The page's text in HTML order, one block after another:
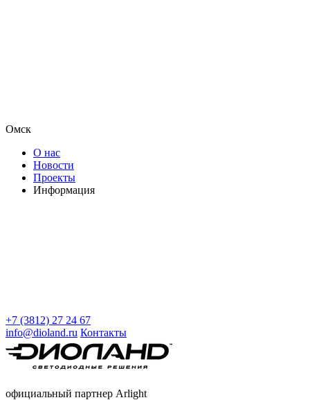
Омск
О нас
Новости
Проекты
Информация
+7 (3812) 27 24 67
info@dioland.ru Контакты
официальный партнер Arlight